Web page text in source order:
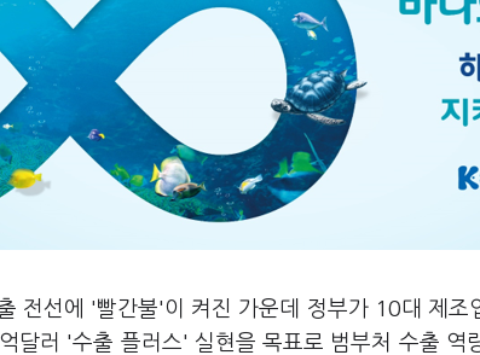
전선에 '빨간불'이 켜진 가운데 정부가 10대 제
달러 '수출 플러스' 실현을 목표로 범부처 수출 역